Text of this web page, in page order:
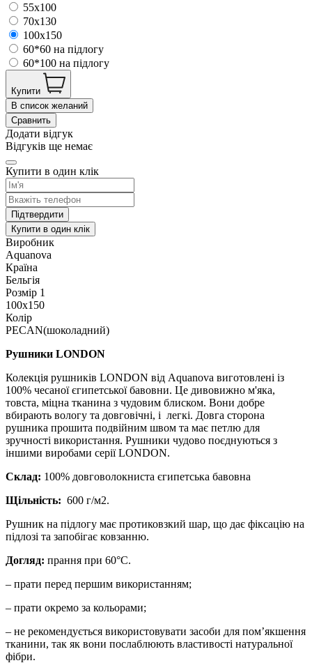
55x100
70x130
100x150
60*60 на підлогу
60*100 на підлогу
Купити
В список желаний
Сравнить
Додати відгук
Відгуків ще немає
Купити в один клік
Підтвердити
Купити в один клік
Виробник
Aquanova
Країна
Бельгія
Розмір 1
100x150
Колір
PECAN(шоколадний)
Рушники LONDON
Колекція рушників LONDON від Aquanova виготовлені із
100% чесаної єгипетської бавовни. Це дивовижно м'яка,
товста, міцна тканина з чудовим блиском. Вони добре
вбирають вологу та довговічні, і легкі. Довга сторона
рушника прошита подвійним швом та має петлю для
зручності використання. Рушники чудово поєднуються з
іншими виробами серії LONDON.
Склад: 100% довговолокниста єгипетська бавовна
Щільність: 600 г/м2.
Рушник на підлогу має протиковзкий шар, що дає фіксацію на
підлозі та запобігає ковзанню.
Догляд: прання при 60°С.
– прати перед першим використанням;
– прати окремо за кольорами;
– не рекомендується використовувати засоби для пом’якшення
тканини, так як вони послаблюють властивості натуральної
фібри.